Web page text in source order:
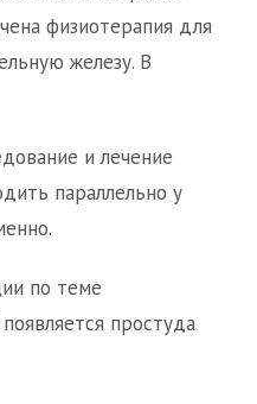
физиотерапия для
железу. В
и лечение
параллельно у
по теме
простуда